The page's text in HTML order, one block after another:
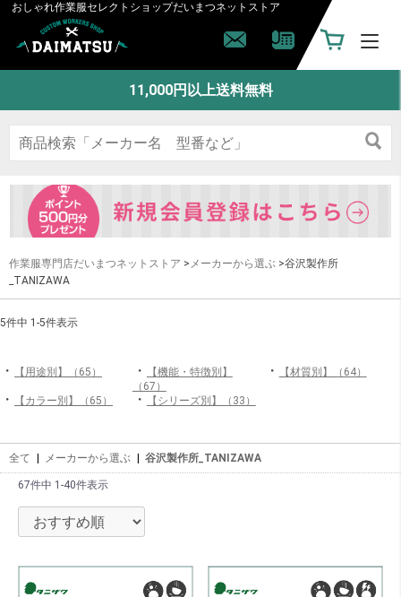
おしゃれ作業服セレクトショップだいまつネットストア
11,000円以上送料無料
作業服専門店だいまつネットストア > メーカーから選ぶ >谷沢製作所
_TANIZAWA
5件中 1-5件表示
・ 【用途別】（65） ・
【機能・特徴別】
（67）
・ 【材質別】（64）
・ 【カラー別】（65） ・ 【シリーズ別】（33）
全て | メーカーから選ぶ | 谷沢製作所_TANIZAWA
67件中 1-40件表示